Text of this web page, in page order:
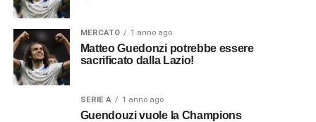
MERCATO 1 anno ago
Matteo Guedonzi potrebbe essere
sacrificato dalla Lazio!
SERIE A 1 anno ago
Guendouzi vuole la Champions